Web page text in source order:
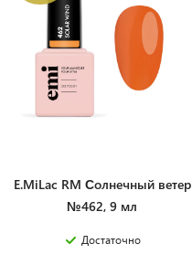
E.MiLac RM Солнечный ветер
№462, 9 мл
Достаточно